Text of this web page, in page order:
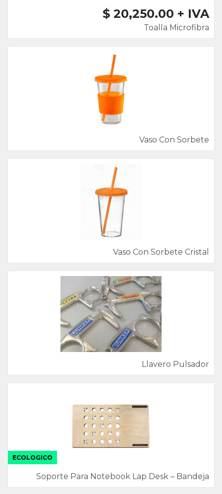
$ 20,250.00 + IVA
Toalla Microfibra
Vaso Con Sorbete
Vaso Con Sorbete Cristal
Llavero Pulsador
ECOLOGICO
Soporte Para Notebook Lap Desk – Bandeja